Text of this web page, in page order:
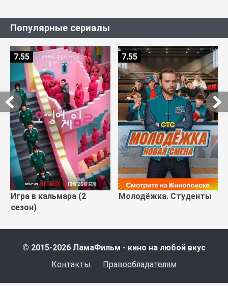
Популярные сериалы
Игра в кальмара (2
сезон)
7.55
Молодёжка. Студенты
7.55
© 2015-2026 ЛамаФильм - кино на любой вкус
Контакты
Правообладателям